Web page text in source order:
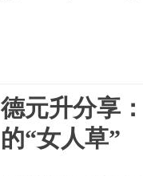
德元升分享
的“女人草”